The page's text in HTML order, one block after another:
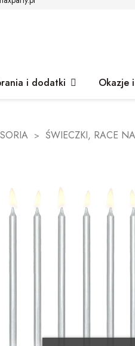
i dodatki Okazje
ŚWIECZKI, RACE